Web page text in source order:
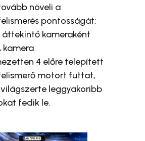
növeli a
pontosságát;
kameraként
kamera
4 előre telepített
motort futtat,
leggyakoribb
fedik le.